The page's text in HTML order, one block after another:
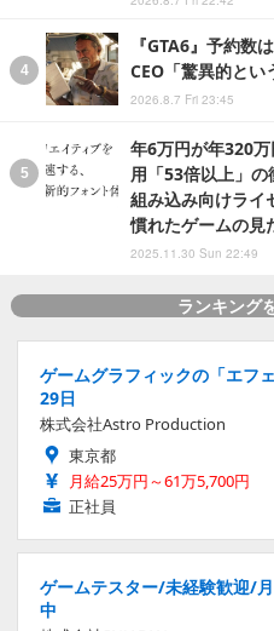
『GTA6』予約数
CEO「驚異的とい
2026.8.7 Fri 23:45
年6万円が年320
用「53倍以上」
組み込み向けラ
慣れたゲームの見
2025.11.30 Sun 22:49
ランキング
ゲームグラフィックの「エフ
29日
株式会社Astro Production
東京都
月給25万円～61万5,700円
正社員
ゲームテスター/未経験歓迎/
中